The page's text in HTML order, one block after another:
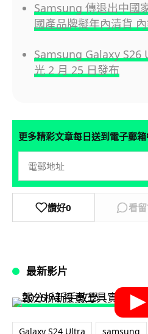
Samsung 傳退出中國
國產品牌擬年內清貨
Samsung Galaxy S26
光 2 月 25 日發布
更多精彩文章每日送到電子郵箱
讚好0 看
最新影片
Galaxy S24 Ultra samsung